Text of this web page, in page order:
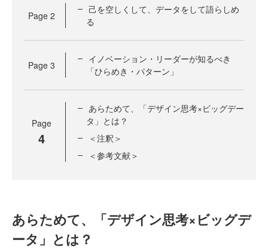
Page 2
己を空しくして、データをして語らしめ
る
Page 3
イノベーション・リーダーが知るべき
「ひらめき・パターン」
Page
4
あらためて、「デザイン思考×ビッグデー
タ」とは？
＜注釈＞
＜参考文献＞
あらためて、「デザイン思考×ビッグデ
ータ」とは？